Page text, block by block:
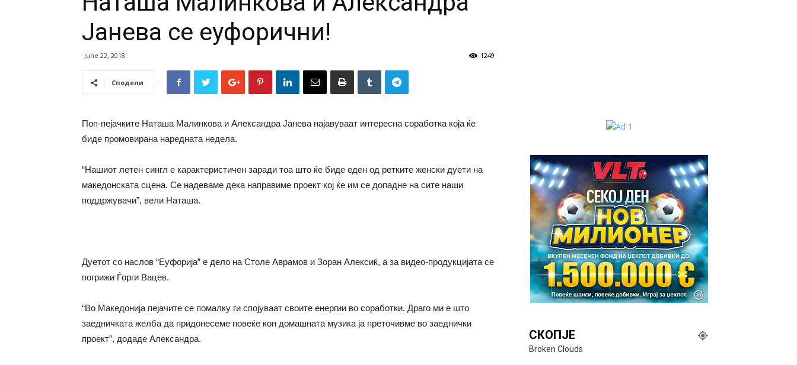
Јанева се еуфорични!
June 22, 2018 1249
Сподели
Поп-пејачките Наташа Малинкова и Александра Јанева најавуваат интересна соработка која ќе
биде промовирана наредната недела.
“Нашиот летен сингл е карактеристичен заради тоа што ќе биде еден од ретките женски дуети на
македонската сцена. Се надеваме дека направиме проект кој ќе им се допадне на сите наши
поддржувачи”, вели Наташа.
Дуетот со наслов “Еуфорија” е дело на Столе Аврамов и Зоран Алексиќ, а за видео-продукцијата се
погрижи Ѓорги Вацев.
“Во Македонија пејачите се помалку ги спојуваат своите енергии во соработки. Драго ми е што
заедничката желба да придонесеме повеќе кон домашната музика ја преточивме во заеднички
проект”, додаде Александра.
СКОПЈЕ
Broken Clouds